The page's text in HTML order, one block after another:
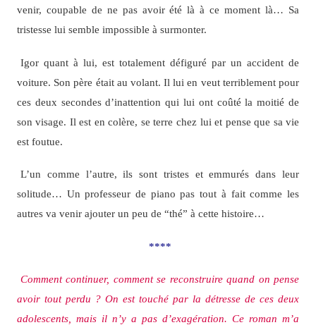
venir, coupable de ne pas avoir été là à ce moment là… Sa
tristesse lui semble impossible à surmonter.
Igor quant à lui, est totalement défiguré par un accident de
voiture. Son père était au volant. Il lui en veut terriblement pour
ces deux secondes d’inattention qui lui ont coûté la moitié de
son visage. Il est en colère, se terre chez lui et pense que sa vie
est foutue.
L’un comme l’autre, ils sont tristes et emmurés dans leur
solitude… Un professeur de piano pas tout à fait comme les
autres va venir ajouter un peu de “thé” à cette histoire…
****
Comment continuer, comment se reconstruire quand on pense
avoir tout perdu ? On est touché par la détresse de ces deux
adolescents, mais il n’y a pas d’exagération. Ce roman m’a